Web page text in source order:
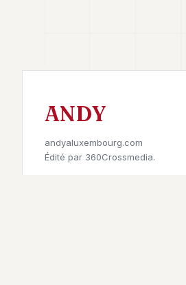
ANDY
andyaluxembourg.com
Édité par 360Crossmedia.